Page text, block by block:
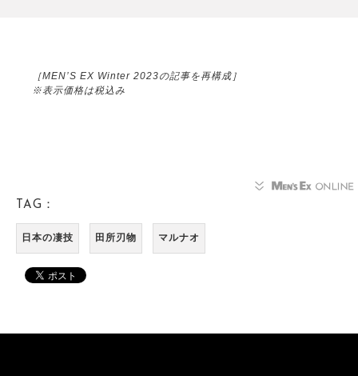
［MEN’S EX Winter 2023の記事を再構成］
※表示価格は税込み
TAG：
日本の凄技 田所刃物 マルナオ